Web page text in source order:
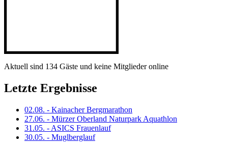
Aktuell sind 134 Gäste und keine Mitglieder online
Letzte Ergebnisse
02.08. - Kainacher Bergmarathon
27.06. - Mürzer Oberland Naturpark Aquathlon
31.05. - ASICS Frauenlauf
30.05. - Muglberglauf